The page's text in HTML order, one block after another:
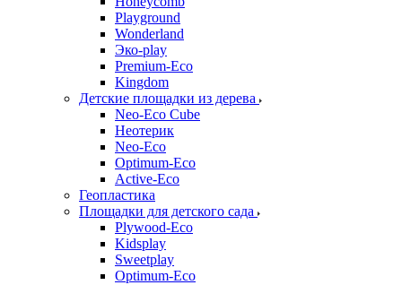
Playground
Wonderland
Эко-play
Premium-Eco
Kingdom
Детские площадки из дерева
Neo-Eco Cube
Неотерик
Neo-Eco
Оptimum-Еco
Active-Eco
Геопластика
Площадки для детского сада
Plywood-Eco
Kidsplay
Sweetplay
Оptimum-Еco